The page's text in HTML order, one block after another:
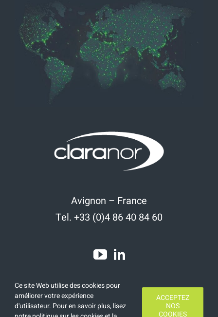
Avignon – France
Tel. +33 (0)4 86 40 84 60
Ce site Web utilise des cookies pour
améliorer votre expérience
d'utilisateur. Pour en savoir plus, lisez
ACCEPTEZ
NOS
COOKIES